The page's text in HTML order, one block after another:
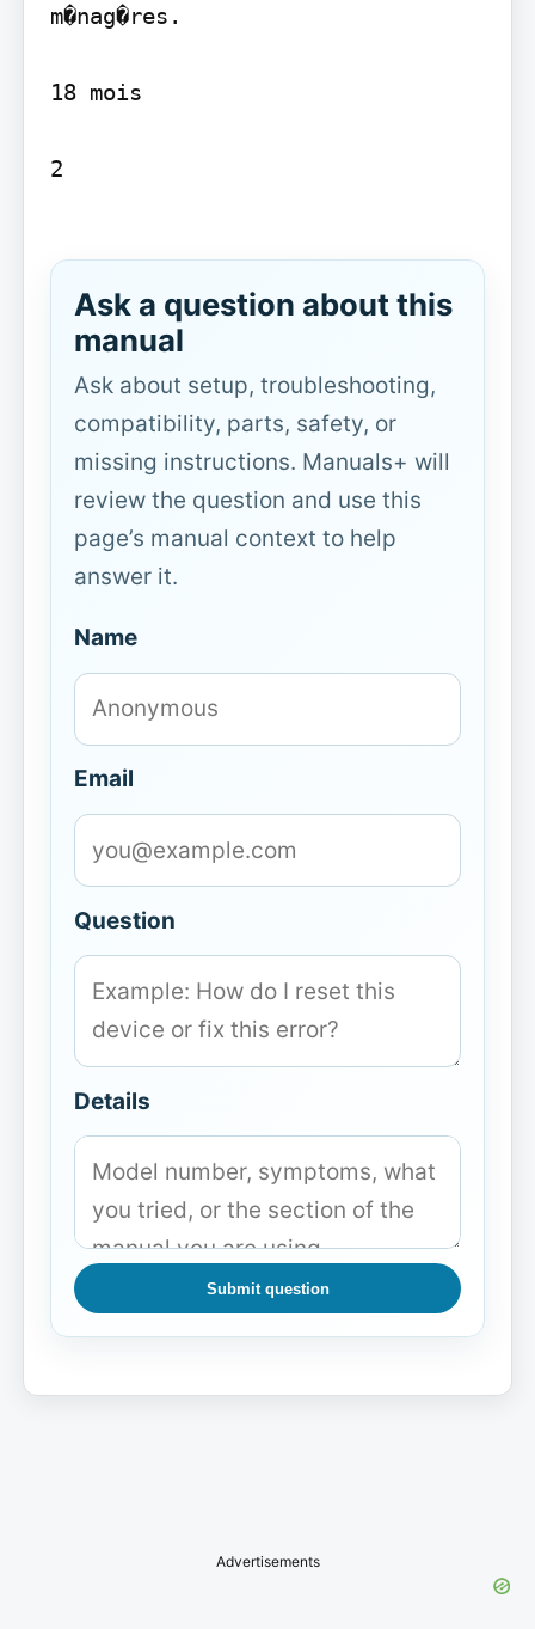
m�nag�res.
18 mois
2
Ask a question about this
manual
Ask about setup, troubleshooting,
compatibility, parts, safety, or
missing instructions. Manuals+ will
review the question and use this
page’s manual context to help
answer it.
Name
Email
Question
Details
Submit question
Advertisements